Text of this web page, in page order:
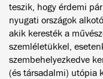
teszik, hogy érdemi
nyugati országok
akik keresték a
szemléletükkel,
szembehelyezkedve
(és társadalmi) utópia